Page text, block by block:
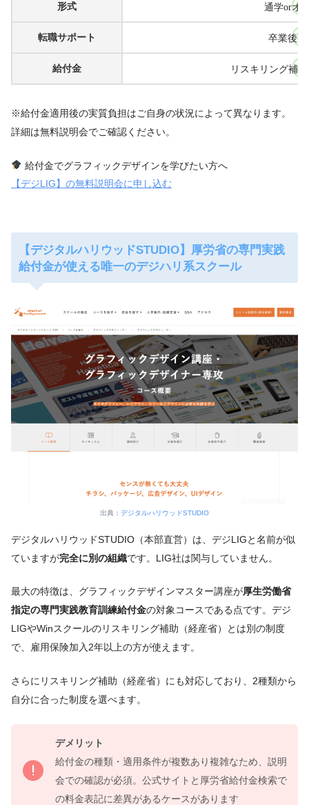
形式 通学orオ
転職サポート 卒業後も
給付金 リスキリング補
※給付金適用後の実質負担はご自身の状況によって異なります。
詳細は無料説明会でご確認ください。
給付金でグラフィックデザインを学びたい方へ
【デジLIG】の無料説明会に申し込む
【デジタルハリウッドSTUDIO】厚労省の専門実践
給付金が使える唯一のデジハリ系スクール
出典： デジタルハリウッドSTUDIO
デジタルハリウッドSTUDIO（本部直営）は、デジLIGと名前が似
ていますが完全に別の組織です。LIG社は関与していません。
最大の特徴は、グラフィックデザインマスター講座が厚生労働省
指定の専門実践教育訓練給付金の対象コースである点です。デジ
LIGやWinスクールのリスキリング補助（経産省）とは別の制度
で、雇用保険加入2年以上の方が使えます。
さらにリスキリング補助（経産省）にも対応しており、2種類から
自分に合った制度を選べます。
デメリット
給付金の種類・適用条件が複数あり複雑なため、説明
会での確認が必須。公式サイトと厚労省給付金検索で
の料金表記に差異があるケースがあります